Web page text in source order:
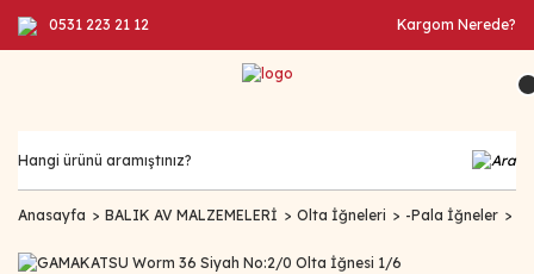
0531 223 21 12 Kargom Nerede?
Anasayfa BALIK AV MALZEMELERİ Olta İğneleri -Pala İğneler